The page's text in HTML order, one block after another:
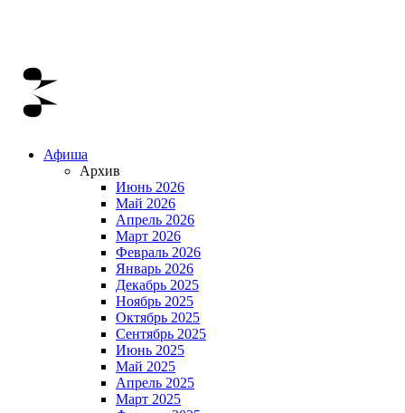
Афиша
Архив
Июнь 2026
Май 2026
Апрель 2026
Март 2026
Февраль 2026
Январь 2026
Декабрь 2025
Ноябрь 2025
Октябрь 2025
Сентябрь 2025
Июнь 2025
Май 2025
Апрель 2025
Март 2025